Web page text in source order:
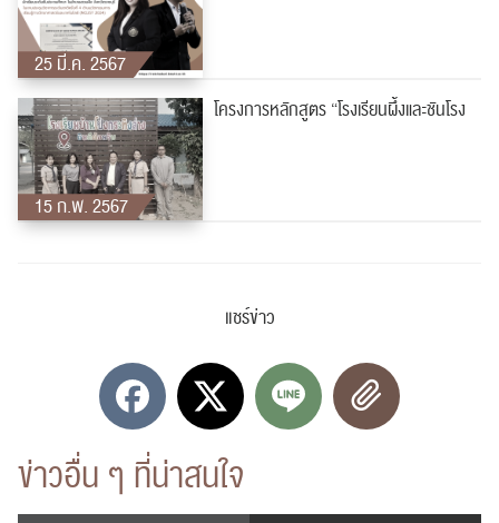
25 มี.ค. 2567
15 ก.พ. 2567
โครงการหลักสูตร “โรงเรียนผึ้งและชันโรง
แชร์ข่าว
ข่าวอื่น ๆ ที่น่าสนใจ